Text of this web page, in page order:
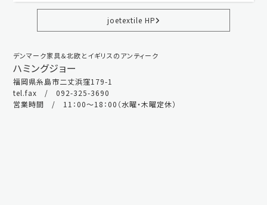
joetextile HP
デンマーク家具＆北欧とイギリスのアンティーク
ハミングジョー
福岡県糸島市二丈浜窪179-1
tel.fax / 092-325-3690
営業時間 / 11：00～18：00（水曜・木曜定休）